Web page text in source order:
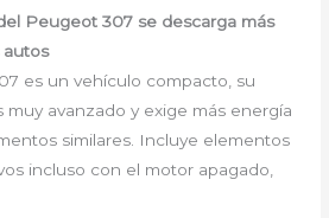
Peugeot 307 se descarga más
autos
es un vehículo compacto, su
avanzado y exige más energía
similares. Incluye elementos
incluso con el motor apagado,